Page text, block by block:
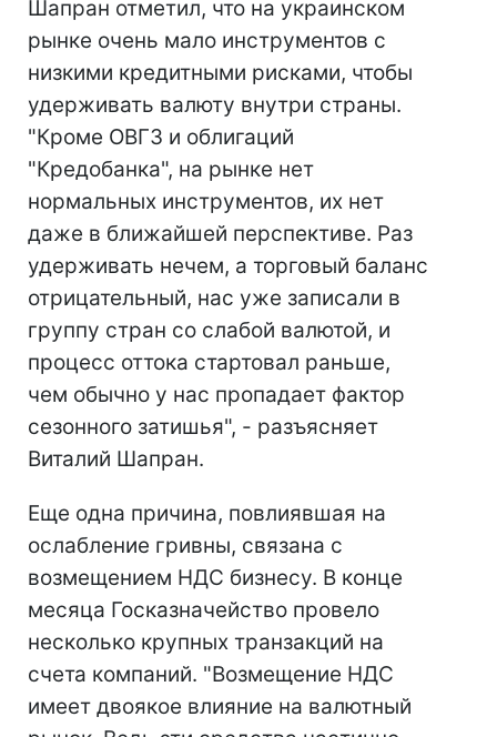
Шапран отметил, что на украинском
рынке очень мало инструментов с
низкими кредитными рисками, чтобы
удерживать валюту внутри страны.
"Кроме ОВГЗ и облигаций
"Кредобанка", на рынке нет
нормальных инструментов, их нет
даже в ближайшей перспективе. Раз
удерживать нечем, а торговый баланс
отрицательный, нас уже записали в
группу стран со слабой валютой, и
процесс оттока стартовал раньше,
чем обычно у нас пропадает фактор
сезонного затишья", - разъясняет
Виталий Шапран.
Еще одна причина, повлиявшая на
ослабление гривны, связана с
возмещением НДС бизнесу. В конце
месяца Госказначейство провело
несколько крупных транзакций на
счета компаний. "Возмещение НДС
имеет двоякое влияние на валютный